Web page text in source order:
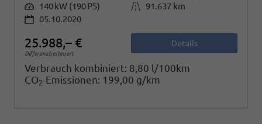
Leistung 140 kW (190 PS) Kilometerstand
91.637 km
05.10.2020
25.988,– €
Differenzbesteuert
Details
Verbrauch kombiniert: 8,80 l/100km
CO2-Emissionen: 199,00 g/km